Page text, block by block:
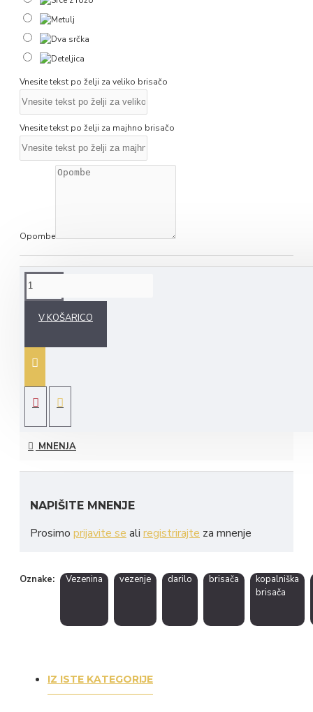
Vnesite tekst po želji za veliko brisačo
Vnesite tekst po želji za majhno brisačo
Opombe
V KOŠARICO
za vsakogar, saj vedno pridejo prav tako doma kot tudi na
pa 40 x 60 cm.
MNENJA
NAPIŠITE MNENJE
Prosimo prijavite se ali registrirajte za mnenje
Oznake: Vezenina vezenje darilo brisača
kopalniška
brisača
IZ ISTE KATEGORIJE